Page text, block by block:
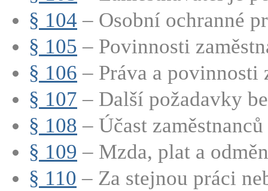
§ 104 – Osobní ochranné
§ 105 – Povinnosti
§ 106 – Práva a povinnosti
§ 107 – Další požadavky
§ 108 – Účast
§ 109 – Mzda, plat a
§ 110 – Za stejnou práci